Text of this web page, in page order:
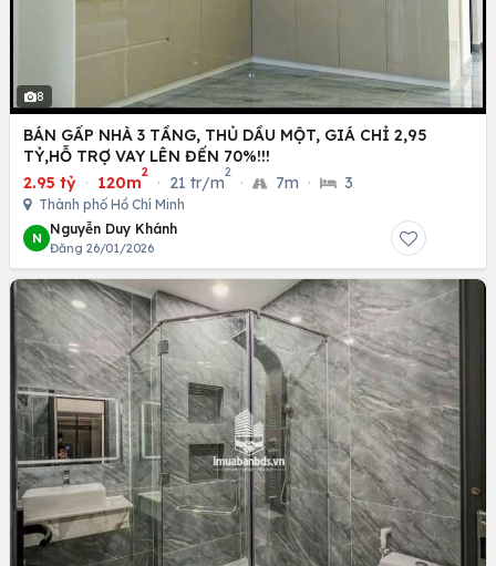
8
BÁN GẤP NHÀ 3 TẦNG, THỦ DẦU MỘT, GIÁ CHỈ 2,95
TỶ,HỖ TRỢ VAY LÊN ĐẾN 70%!!!
2.95 tỷ · 120m
2
· 21 tr/m
2
· 7m · 3
Thành phố Hồ Chí Minh
N
Nguyễn Duy Khánh
Đăng 26/01/2026